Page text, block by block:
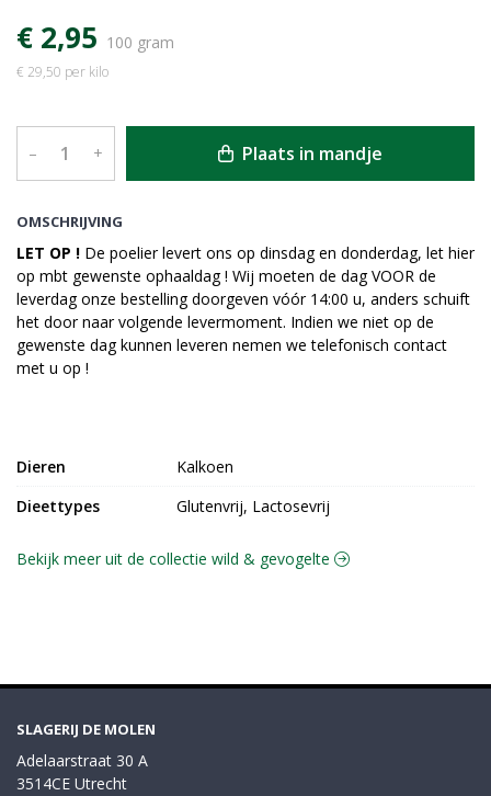
OMSCHRIJVING
LET OP ! De poelier levert ons op dinsdag en donderdag, let hier
op mbt gewenste ophaaldag ! Wij moeten de dag VOOR de
leverdag onze bestelling doorgeven vóór 14:00 u, anders schuift
het door naar volgende levermoment. Indien we niet op de
gewenste dag kunnen leveren nemen we telefonisch contact
met u op !
€ 2,95 100 gram
€ 29,50 per kilo
– + Plaats in mandje
Dieren
Kalkoen
Dieettypes
Glutenvrij, Lactosevrij
Bekijk meer uit de collectie wild & gevogelte
SLAGERIJ DE MOLEN
Adelaarstraat 30 A
3514CE Utrecht